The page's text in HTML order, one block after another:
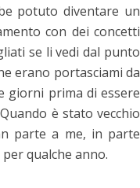
potuto diventare un
con dei concetti
se li vedi dal punto
erano portasciami da
giorni prima di essere
è stato vecchio
parte a me, in parte
qualche anno.